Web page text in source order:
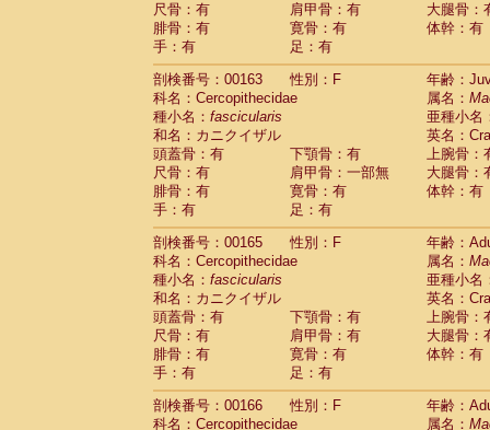
尺骨：有
肩甲骨：有
大腿骨：
腓骨：有
寛骨：有
体幹：有
手：有
足：有
剖検番号：00163
性別：F
年齢：
科名：Cercopithecidae
属名：
種小名： fascicularis
亜種小名
和名：カニクイザル
英名：
頭蓋骨：有
下顎骨：有
上腕骨：
尺骨：有
肩甲骨：一部無
大腿骨：
腓骨：有
寛骨：有
体幹：有
手：有
足：有
剖検番号：00165
性別：F
年齢：
科名：Cercopithecidae
属名：
種小名： fascicularis
亜種小名
和名：カニクイザル
英名：
頭蓋骨：有
下顎骨：有
上腕骨：
尺骨：有
肩甲骨：有
大腿骨：
腓骨：有
寛骨：有
体幹：有
手：有
足：有
剖検番号：00166
性別：F
年齢：
科名：Cercopithecidae
属名：